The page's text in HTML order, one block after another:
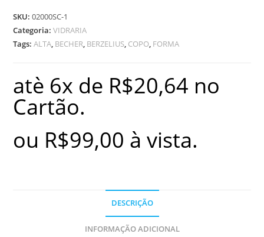
SKU:02000SC-1
Categoria:VIDRARIA
Tags:ALTA, BECHER, BERZELIUS, COPO, FORMA
atè 6x de R$20,64 no
Cartão.
ou R$99,00 à vista.
DESCRIÇÃO
INFORMAÇÃO ADICIONAL